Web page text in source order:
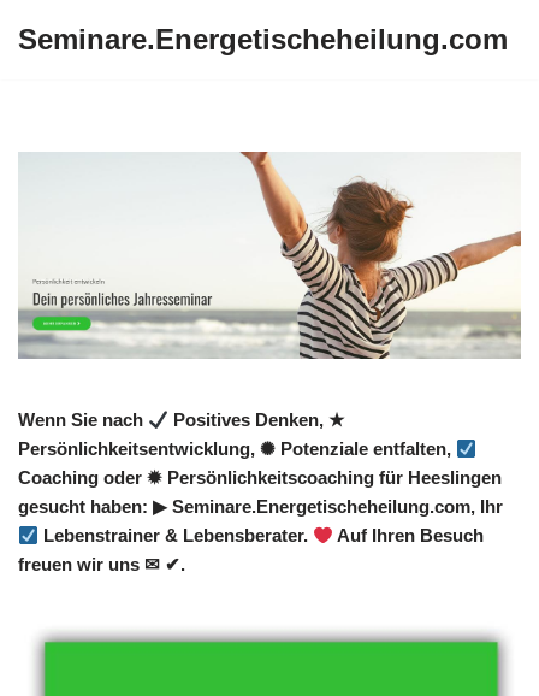
Seminare.Energetischeheilung.com
Wenn Sie nach
Positives Denken, ★
Persönlichkeitsentwicklung, ✺ Potenziale entfalten,
Coaching oder ✹ Persönlichkeitscoaching für Heeslingen
gesucht haben: ▶︎ Seminare.Energetischeheilung.com, Ihr
Lebenstrainer & Lebensberater.
Auf Ihren Besuch
freuen wir uns ✉ ✔.